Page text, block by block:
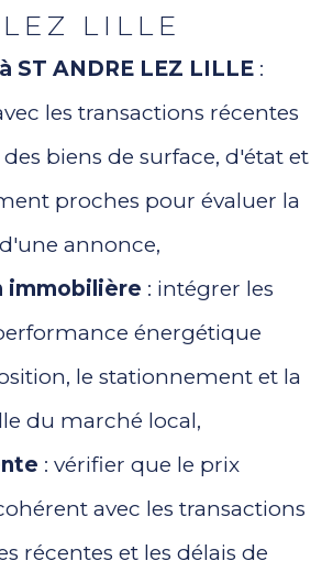
LILLE
ST ANDRE LEZ LILLE :
les transactions récentes
biens de surface, d'état et
proches pour évaluer la
annonce,
immobilière : intégrer les
énergétique
le stationnement et la
du marché local,
: vérifier que le prix
avec les transactions
récentes et les délais de